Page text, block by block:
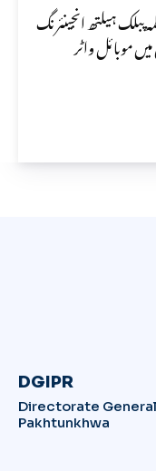
ہیلتھ انجینئرنگ
موبائل واٹر
DGIPR
Directorate
Pakhtunkhwa